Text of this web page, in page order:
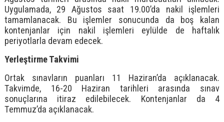
Uygulamada, 29 Ağustos saat 19.00’da nakil işlemleri
tamamlanacak. Bu işlemler sonucunda da boş kalan
kontenjanlar için nakil işlemleri eylülde de haftalık
periyotlarla devam edecek.
Yerleştirme Takvimi
Ortak sınavların puanları 11 Haziran’da açıklanacak.
Takvimde, 16-20 Haziran tarihleri arasında sınav
sonuçlarına itiraz edilebilecek. Kontenjanlar da 4
Temmuz’da açıklanacak.